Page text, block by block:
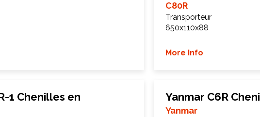
1 Chenilles en
C80R
Transporteur
650x110x88
More Info
Yanmar C6R
Yanmar